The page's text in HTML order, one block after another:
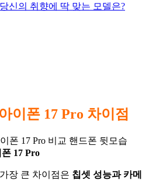
신의 취향에 딱 맞는 모델은?
이폰 17 Pro 차이점
17 Pro
장 큰 차이점은 칩셋 성능과 카메